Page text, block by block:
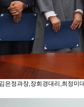
은정과장,장희경대리,최정미